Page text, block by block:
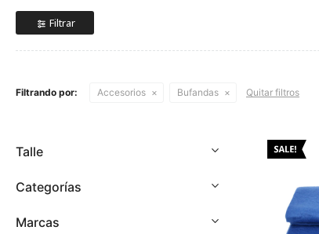
Presione
Control-
personas
discapacidad
Filtrando por: Accesorios Bufandas Quitar filtros
Talle
Categorías
Marcas